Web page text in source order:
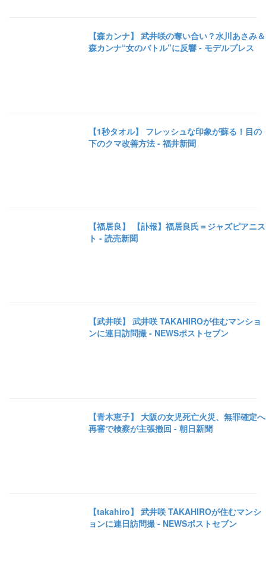
【森カンナ】 武井咲の奪い合い？水川あさみ＆
森カンナ“女のバトル”に反響 - モデルプレス
【1秒タオル】 フレッシュな印象が蘇る！目の
下のクマ改善方法 - 福井新聞
【福居良】 【訃報】福居良氏＝ジャズピアニス
ト - 読売新聞
【武井咲】 武井咲 TAKAHIROが住むマンショ
ンに連日訪問撮 - NEWSポストセブン
【青木恵子】 大阪の女児死亡火災、無罪確定へ
再審で検察が主張撤回 - 朝日新聞
【takahiro】 武井咲 TAKAHIROが住むマンシ
ョンに連日訪問撮 - NEWSポストセブン